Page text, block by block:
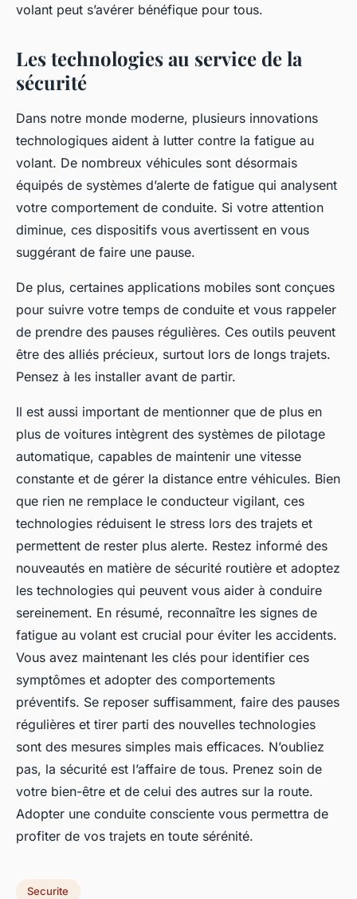
volant peut s’avérer bénéfique pour tous.
Les technologies au service de la
sécurité
Dans notre monde moderne, plusieurs innovations
technologiques aident à lutter contre la fatigue au
volant. De nombreux véhicules sont désormais
équipés de systèmes d’alerte de fatigue qui analysent
votre comportement de conduite. Si votre attention
diminue, ces dispositifs vous avertissent en vous
suggérant de faire une pause.
De plus, certaines applications mobiles sont conçues
pour suivre votre temps de conduite et vous rappeler
de prendre des pauses régulières. Ces outils peuvent
être des alliés précieux, surtout lors de longs trajets.
Pensez à les installer avant de partir.
Il est aussi important de mentionner que de plus en
plus de voitures intègrent des systèmes de pilotage
automatique, capables de maintenir une vitesse
constante et de gérer la distance entre véhicules. Bien
que rien ne remplace le conducteur vigilant, ces
technologies réduisent le stress lors des trajets et
permettent de rester plus alerte. Restez informé des
nouveautés en matière de sécurité routière et adoptez
les technologies qui peuvent vous aider à conduire
sereinement. En résumé, reconnaître les signes de
fatigue au volant est crucial pour éviter les accidents.
Vous avez maintenant les clés pour identifier ces
symptômes et adopter des comportements
préventifs. Se reposer suffisamment, faire des pauses
régulières et tirer parti des nouvelles technologies
sont des mesures simples mais efficaces. N’oubliez
pas, la sécurité est l’affaire de tous. Prenez soin de
votre bien-être et de celui des autres sur la route.
Adopter une conduite consciente vous permettra de
profiter de vos trajets en toute sérénité.
Securite